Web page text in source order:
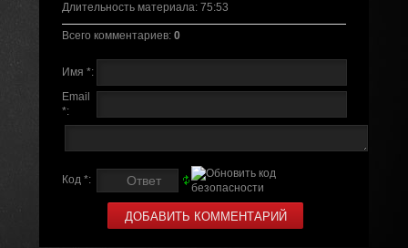
Длительность материала: 75:53
Всего комментариев: 0
Имя *:
Email
*:
Код *: